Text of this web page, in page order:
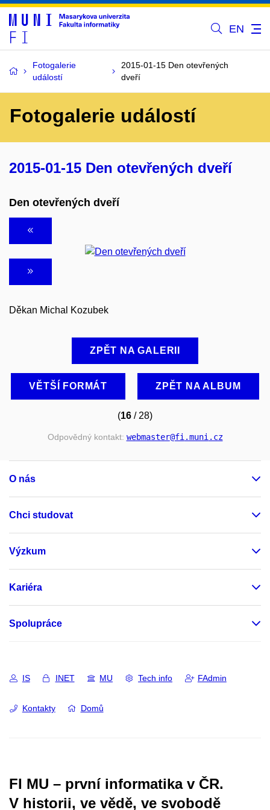
EN
Fotogalerie
událostí
2015-01-15 Den otevřených
dveří
Fotogalerie událostí
2015-01-15 Den otevřených dveří
Den otevřených dveří
Děkan Michal Kozubek
ZPĚT NA GALERII
VĚTŠÍ FORMÁT ZPĚT NA ALBUM
(16 / 28)
Odpovědný kontakt: webmaster@fi .muni .cz
O nás
Chci studovat
Výzkum
Kariéra
Spolupráce
IS INET MU Tech info FAdmin
Kontakty Domů
FI MU – první informatika v ČR.
V historii, ve vědě, ve svobodě